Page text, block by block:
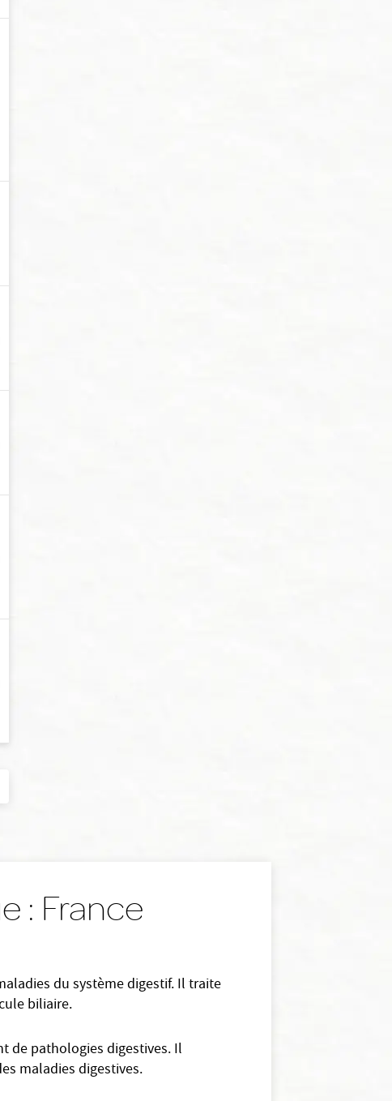
: France
du système digestif. Il traite
biliaire.
de pathologies digestives. Il
maladies digestives.